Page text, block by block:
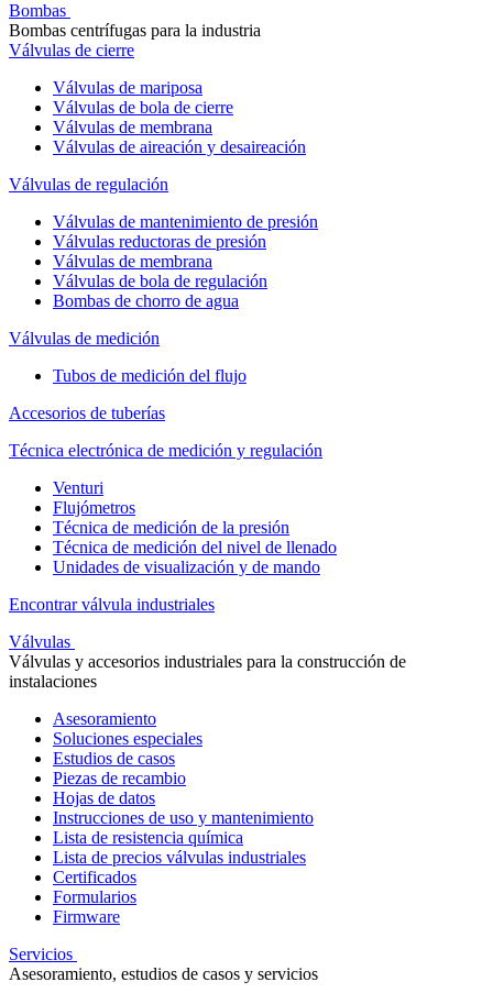
Bombas
Bombas centrífugas para la industria
Válvulas de cierre
Válvulas de mariposa
Válvulas de bola de cierre
Válvulas de membrana
Válvulas de aireación y desaireación
Válvulas de regulación
Válvulas de mantenimiento de presión
Válvulas reductoras de presión
Válvulas de membrana
Válvulas de bola de regulación
Bombas de chorro de agua
Válvulas de medición
Tubos de medición del flujo
Accesorios de tuberías
Técnica electrónica de medición y regulación
Venturi
Flujómetros
Técnica de medición de la presión
Técnica de medición del nivel de llenado
Unidades de visualización y de mando
Encontrar válvula industriales
Válvulas
Válvulas y accesorios industriales para la construcción de
instalaciones
Asesoramiento
Soluciones especiales
Estudios de casos
Piezas de recambio
Hojas de datos
Instrucciones de uso y mantenimiento
Lista de resistencia química
Lista de precios válvulas industriales
Certificados
Formularios
Firmware
Servicios
Asesoramiento, estudios de casos y servicios